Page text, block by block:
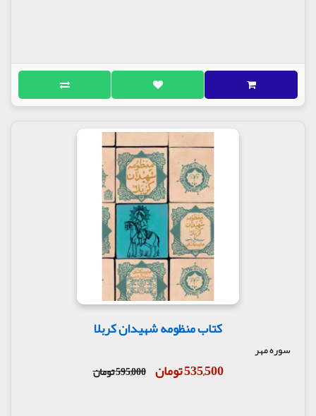
کتاب منظومه شهیدان کربلا
سوره مهر
535,500 تومان 595,000 تومان